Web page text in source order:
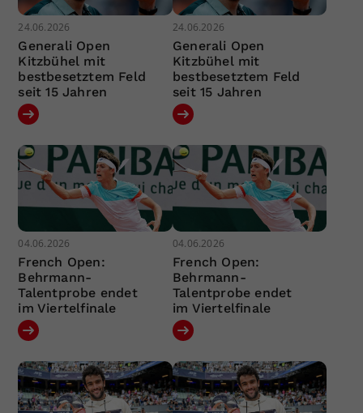
24.06.2026
Generali Open
Kitzbühel mit
bestbesetztem Feld
seit 15 Jahren
24.06.2026
Generali Open
Kitzbühel mit
bestbesetztem Feld
seit 15 Jahren
04.06.2026
French Open:
Behrmann-
Talentprobe endet
im Viertelfinale
04.06.2026
French Open:
Behrmann-
Talentprobe endet
im Viertelfinale